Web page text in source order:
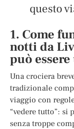
questo
1. Come
notti da
può
Una crociera
tradizionale
viaggio con
“vedere tutto”: si
senza troppe